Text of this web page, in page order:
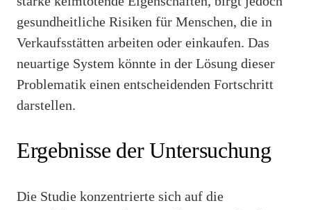
gesundheitliche Risiken für Menschen, die in
Verkaufsstätten arbeiten oder einkaufen. Das
neuartige System könnte in der Lösung dieser
Problematik einen entscheidenden Fortschritt
darstellen.
Ergebnisse der Untersuchung
Die Studie konzentrierte sich auf die